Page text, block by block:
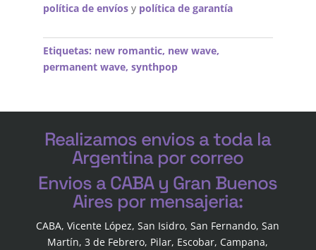
política de envíosy política de garantía
Etiquetas: new romantic, new wave,
permanent wave, synthpop
Realizamos envios a toda la
Argentina por correo
Envios a CABA y Gran Buenos
Aires por mensajeria:
CABA, Vicente López, San Isidro, San Fernando, San
Martín, 3 de Febrero, Pilar, Escobar, Campana,